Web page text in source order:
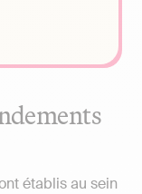
établis au sein